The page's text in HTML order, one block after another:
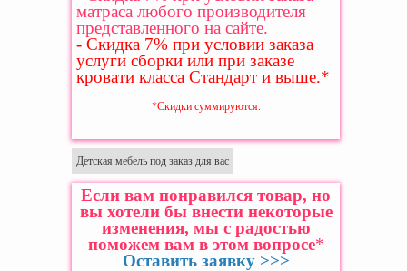
матраса любого производителя
представленного на сайте.
- Скидка 7% при условии заказа
услуги сборки или при заказе
кровати класса Стандарт и выше.*
*Скидки суммируются.
Детская мебель под заказ для вас
Если вам понравился товар, но
вы хотели бы внести некоторые
изменения, мы с радостью
поможем вам в этом вопросе*
Оставить заявку >>>